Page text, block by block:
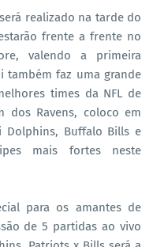
realizado na tarde do
frente a frente no
valendo a primeira
também faz uma grande
times da NFL de
dos Ravens, coloco em
Dolphins, Buffalo Bills e
mais fortes neste
para os amantes de
de 5 partidas ao vivo